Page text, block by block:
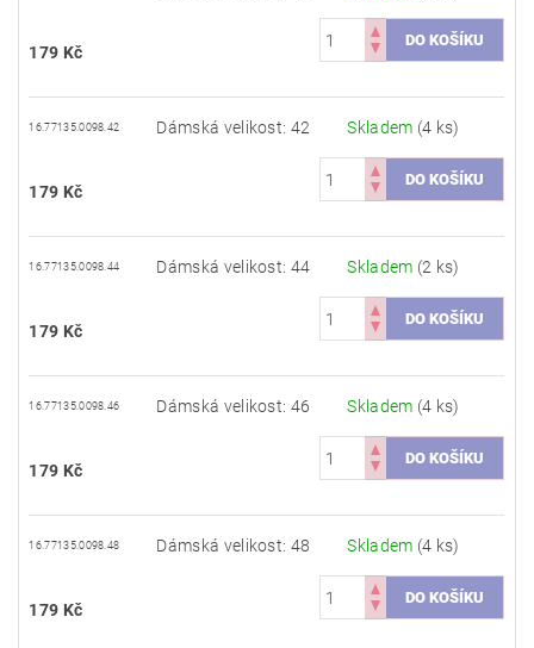
179 Kč
16.77135.0098.42 Dámská velikost: 42 Skladem (4 ks)
179 Kč
16.77135.0098.44 Dámská velikost: 44 Skladem (2 ks)
179 Kč
16.77135.0098.46 Dámská velikost: 46 Skladem (4 ks)
179 Kč
16.77135.0098.48 Dámská velikost: 48 Skladem (4 ks)
179 Kč